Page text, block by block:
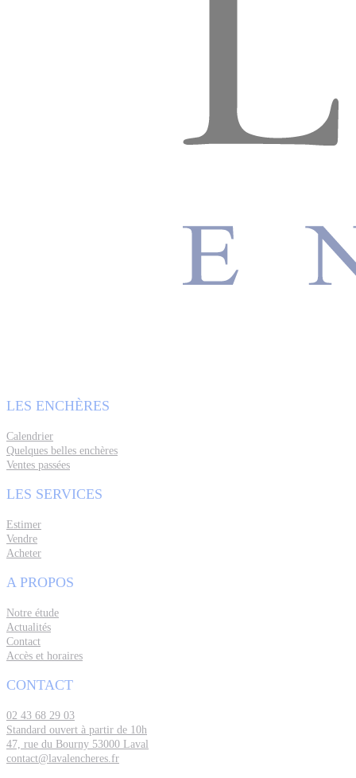
LES ENCHÈRES
Calendrier
Quelques belles enchères
Ventes passées
LES SERVICES
Estimer
Vendre
Acheter
A PROPOS
Notre étude
Actualités
Contact
Accès et horaires
CONTACT
02 43 68 29 03
Standard ouvert à partir de 10h
47, rue du Bourny 53000 Laval
contact@lavalencheres.fr